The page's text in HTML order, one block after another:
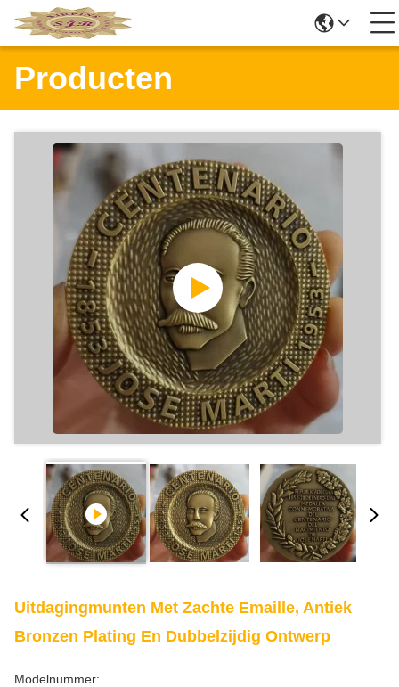
Producten
Uitdagingmunten Met Zachte Emaille, Antiek
Bronzen Plating En Dubbelzijdig Ontwerp
Modelnummer: